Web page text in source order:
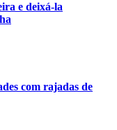
e deixá-la
com rajadas de